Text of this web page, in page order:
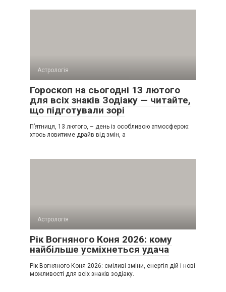
Астрологія
Гороскоп на сьогодні 13 лютого
для всіх знаків Зодіаку — читайте,
що підготували зорі
П’ятниця, 13 лютого, – день із особливою атмосферою:
хтось ловитиме драйв від змін, а
Астрологія
Рік Вогняного Коня 2026: кому
найбільше усміхнеться удача
Рік Вогняного Коня 2026: сміливі зміни, енергія дій і нові
можливості для всіх знаків зодіаку.